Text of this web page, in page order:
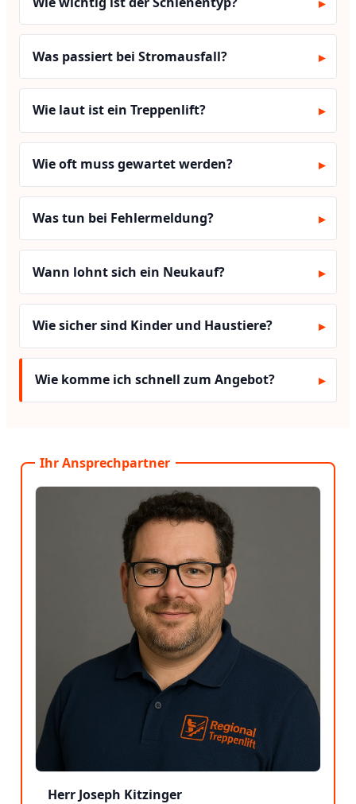
Was passiert bei Stromausfall?
Wie laut ist ein Treppenlift?
Wie oft muss gewartet werden?
Was tun bei Fehlermeldung?
Wann lohnt sich ein Neukauf?
Wie sicher sind Kinder und Haustiere?
Wie komme ich schnell zum Angebot?
Ihr Ansprechpartner
Herr Joseph Kitzinger